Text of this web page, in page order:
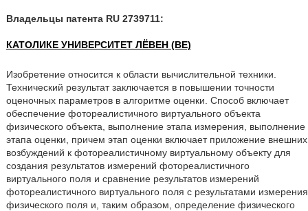
Владельцы патента RU 2739711:
КАТОЛИКЕ УНИВЕРСИТЕТ ЛЁВЕН (BE)
Изобретение относится к области вычислительной техники.
Технический результат заключается в повышении точности
оценочных параметров в алгоритме оценки. Способ включает
обеспечение фотореалистичного виртуального объекта
физического объекта, выполнение этапа измерения, выполнение
этапа оценки, причем этап оценки включает приложение внешних
возбуждений к фотореалистичному виртуальному объекту для
создания результатов измерений фотореалистичного
виртуального поля и сравнение результатов измерений
фотореалистичного виртуального поля с результатами измерения
физического поля и, таким образом, определение физического